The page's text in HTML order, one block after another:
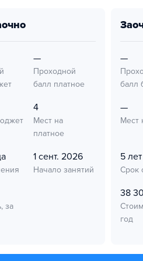
—
Проходной
балл платное
4
Мест на
платное
1 сент. 2026
Начало занятий
за
—
балл
—
Мест
5 лет
Срок
38
год